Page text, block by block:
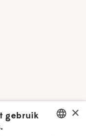
×
gebruik